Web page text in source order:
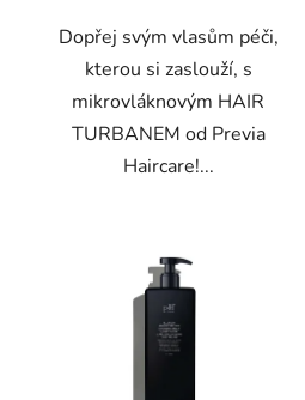
Dopřej svým vlasům péči,
kterou si zaslouží, s
mikrovláknovým HAIR
TURBANEM od Previa
Haircare!...